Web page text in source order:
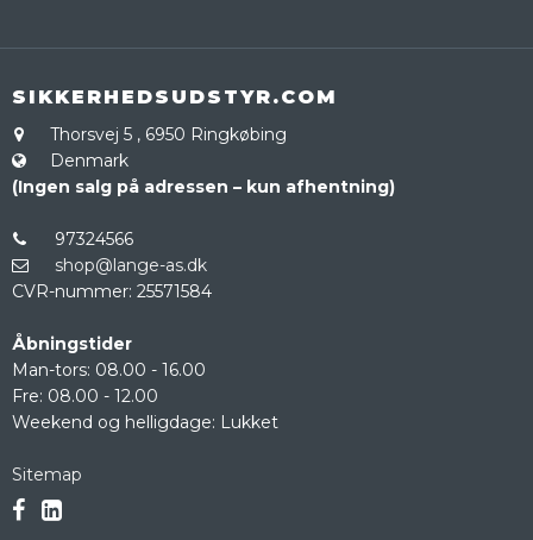
SIKKERHEDSUDSTYR.COM
Thorsvej 5 , 6950 Ringkøbing
Denmark
(Ingen salg på adressen – kun afhentning)
97324566
shop@lange-as.dk
CVR-nummer: 25571584
Åbningstider
Man-tors: 08.00 - 16.00
Fre: 08.00 - 12.00
Weekend og helligdage: Lukket
Sitemap